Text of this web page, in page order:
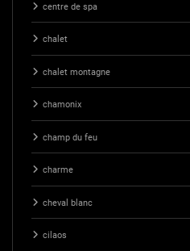
centre de spa
chalet
chalet montagne
chamonix
champ du feu
charme
cheval blanc
cilaos